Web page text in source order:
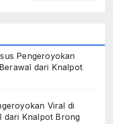
Pengeroyokan
dari Knalpot
Viral di
dari Knalpot Brong